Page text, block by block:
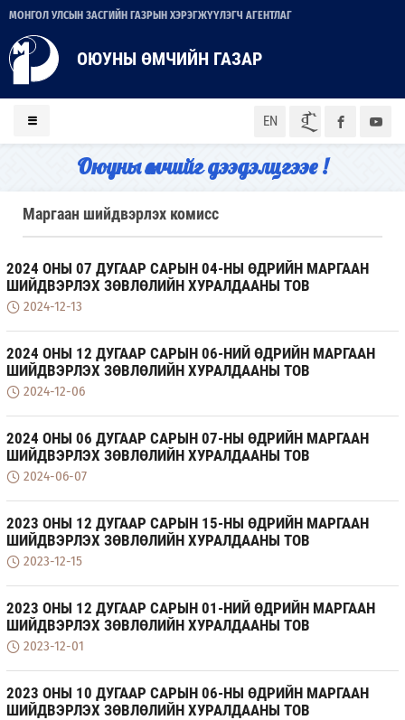
МОНГОЛ УЛСЫН ЗАСГИЙН ГАЗРЫН ХЭРЭГЖҮҮЛЭГЧ АГЕНТЛАГ
ОЮУНЫ ӨМЧИЙН ГАЗАР
EN ᠮᠣᠨ
Оюуны өмчийг дээдэлцгээе !
Маргаан шийдвэрлэх комисс
2024 ОНЫ 07 ДУГААР САРЫН 04-НЫ ӨДРИЙН МАРГААН
ШИЙДВЭРЛЭХ ЗӨВЛӨЛИЙН ХУРАЛДААНЫ ТОВ
2024-12-13
2024 ОНЫ 12 ДУГААР САРЫН 06-НИЙ ӨДРИЙН МАРГААН
ШИЙДВЭРЛЭХ ЗӨВЛӨЛИЙН ХУРАЛДААНЫ ТОВ
2024-12-06
2024 ОНЫ 06 ДУГААР САРЫН 07-НЫ ӨДРИЙН МАРГААН
ШИЙДВЭРЛЭХ ЗӨВЛӨЛИЙН ХУРАЛДААНЫ ТОВ
2024-06-07
2023 ОНЫ 12 ДУГААР САРЫН 15-НЫ ӨДРИЙН МАРГААН
ШИЙДВЭРЛЭХ ЗӨВЛӨЛИЙН ХУРАЛДААНЫ ТОВ
2023-12-15
2023 ОНЫ 12 ДУГААР САРЫН 01-НИЙ ӨДРИЙН МАРГААН
ШИЙДВЭРЛЭХ ЗӨВЛӨЛИЙН ХУРАЛДААНЫ ТОВ
2023-12-01
2023 ОНЫ 10 ДУГААР САРЫН 06-НЫ ӨДРИЙН МАРГААН
ШИЙДВЭРЛЭХ ЗӨВЛӨЛИЙН ХУРАЛДААНЫ ТОВ